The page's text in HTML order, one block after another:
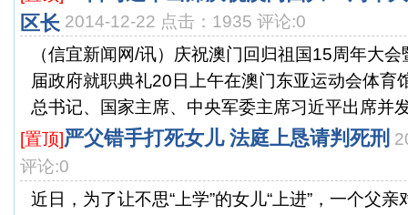
区长 2014-12-22 点击：1935 评论:0
（信宜新闻网/讯）庆祝澳门回归祖国15周年大
届政府就职典礼20日上午在澳门东亚运动会体育
总书记、国家主席、中央军委主席习近平出席并
[置顶]严父错手打死女儿 法庭上恳请判死刑
评论:0
近日，为了让不思“上学”的女儿“上进”，一个父